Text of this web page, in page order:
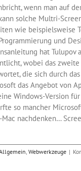
wenn man auf
solche Multri-
wie beispielsweise
und
hat Tulupov
wobei das
die sich durch
das Angebot von
Windows-Version
so mancher
nachdenken…
, Webwerkzeuge |